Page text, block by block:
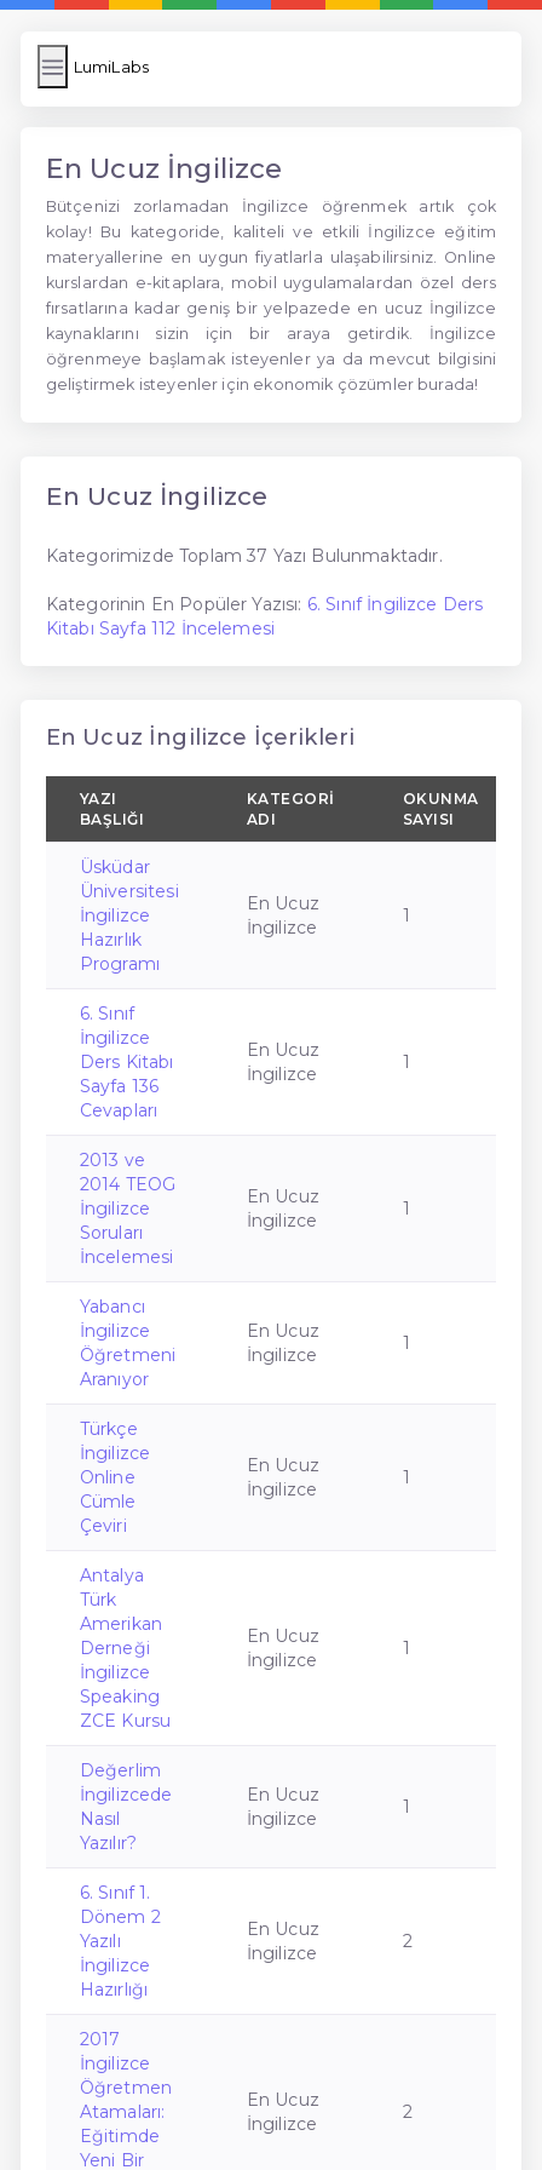
LumiLabs
En Ucuz İngilizce
Bütçenizi zorlamadan İngilizce öğrenmek artık çok
kolay! Bu kategoride, kaliteli ve etkili İngilizce eğitim
materyallerine en uygun fiyatlarla ulaşabilirsiniz. Online
kurslardan e-kitaplara, mobil uygulamalardan özel ders
fırsatlarına kadar geniş bir yelpazede en ucuz İngilizce
kaynaklarını sizin için bir araya getirdik. İngilizce
öğrenmeye başlamak isteyenler ya da mevcut bilgisini
geliştirmek isteyenler için ekonomik çözümler burada!
En Ucuz İngilizce
Kategorimizde Toplam 37 Yazı Bulunmaktadır.
Kategorinin En Popüler Yazısı: 6. Sınıf İngilizce Ders
Kitabı Sayfa 112 İncelemesi
En Ucuz İngilizce İçerikleri
YAZI
BAŞLIĞI
KATEGORI
ADI
OKUNMA
SAYISI
Üsküdar
Üniversitesi
İngilizce
Hazırlık
Programı
En Ucuz
İngilizce
1
6. Sınıf
İngilizce
Ders Kitabı
Sayfa 136
Cevapları
En Ucuz
İngilizce
1
2013 ve
2014 TEOG
İngilizce
Soruları
İncelemesi
En Ucuz
İngilizce
1
Yabancı
İngilizce
Öğretmeni
Aranıyor
En Ucuz
İngilizce
1
Türkçe
İngilizce
Online
Cümle
Çeviri
En Ucuz
İngilizce
1
Antalya
Türk
Amerikan
Derneği
İngilizce
Speaking
ZCE Kursu
En Ucuz
İngilizce
1
Değerlim
İngilizcede
Nasıl
Yazılır?
En Ucuz
İngilizce
1
6. Sınıf 1.
Dönem 2
Yazılı
İngilizce
Hazırlığı
En Ucuz
İngilizce
2
2017
İngilizce
Öğretmen
Atamaları:
Eğitimde
Yeni Bir
En Ucuz
İngilizce
2